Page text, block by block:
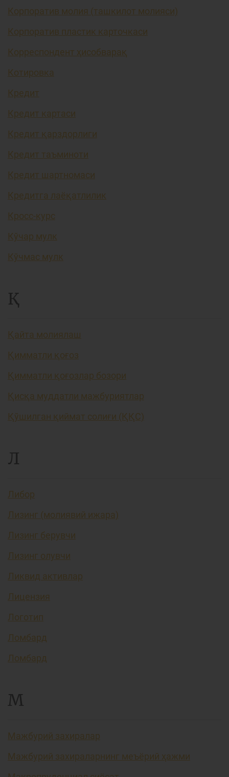
Корпоратив молия (ташкилот молияси)
Корпоратив пластик карточкаси
Корреспондент ҳисобварақ
Котировка
Кредит
Кредит картаси
Кредит қарздорлиги
Кредит таъминоти
Кредит шартномаси
Кредитга лаёқатлилик
Кросс-курс
Кўчар мулк
Кўчмас мулк
Қ
Қайта молиялаш
Қимматли қоғоз
Қимматли қоғозлар бозори
Қисқа муддатли мажбуриятлар
Қўшилган қиймат солиғи (ҚҚС)
Л
Либор
Лизинг (молиявий ижара)
Лизинг берувчи
Лизинг олувчи
Ликвид активлар
Лицензия
Логотип
Ломбард
Ломбард
М
Мажбурий захиралар
Мажбурий захираларнинг меъёрий ҳажми